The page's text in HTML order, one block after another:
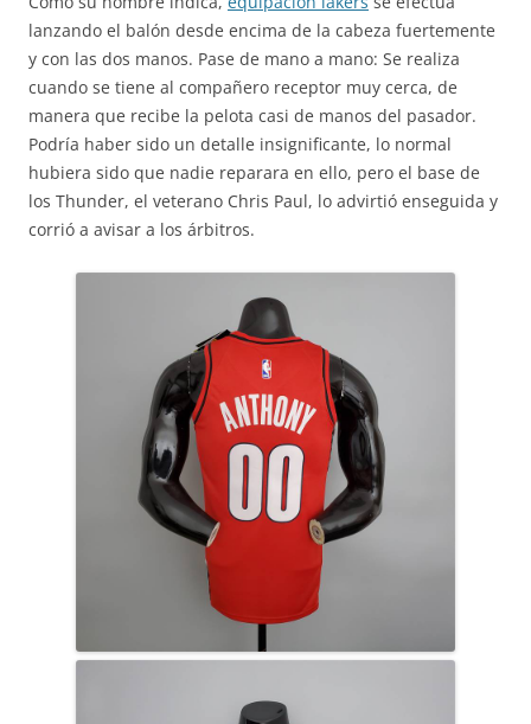
lanzando el balón desde encima de la cabeza fuertemente
y con las dos manos. Pase de mano a mano: Se realiza
cuando se tiene al compañero receptor muy cerca, de
manera que recibe la pelota casi de manos del pasador.
Podría haber sido un detalle insignificante, lo normal
hubiera sido que nadie reparara en ello, pero el base de
los Thunder, el veterano Chris Paul, lo advirtió enseguida y
corrió a avisar a los árbitros.